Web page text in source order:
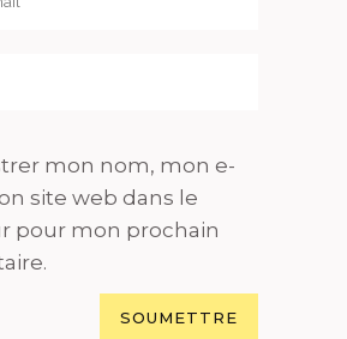
mon nom, mon e-
site web dans le
pour mon prochain